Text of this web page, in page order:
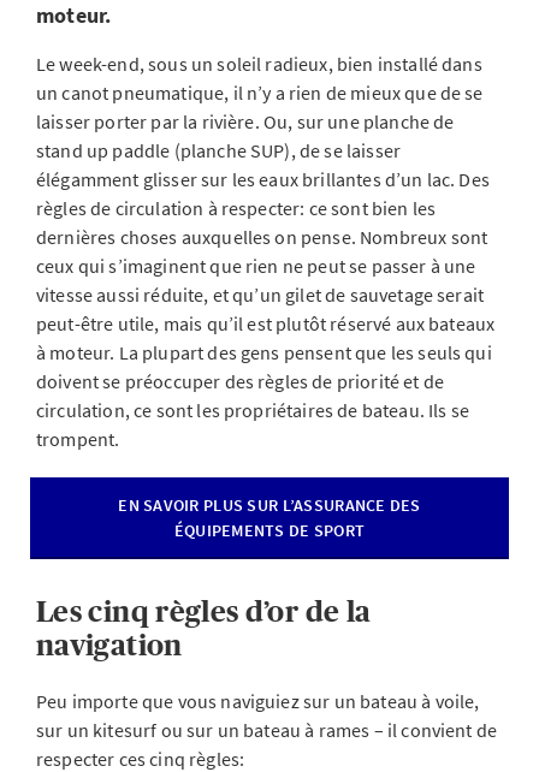
moteur.
Le week-end, sous un soleil radieux, bien installé dans
un canot pneumatique, il n’y a rien de mieux que de se
laisser porter par la rivière. Ou, sur une planche de
stand up paddle (planche SUP), de se laisser
élégamment glisser sur les eaux brillantes d’un lac. Des
règles de circulation à respecter: ce sont bien les
dernières choses auxquelles on pense. Nombreux sont
ceux qui s’imaginent que rien ne peut se passer à une
vitesse aussi réduite, et qu’un gilet de sauvetage serait
peut-être utile, mais qu’il est plutôt réservé aux bateaux
à moteur. La plupart des gens pensent que les seuls qui
doivent se préoccuper des règles de priorité et de
circulation, ce sont les propriétaires de bateau. Ils se
trompent.
EN SAVOIR PLUS SUR L’ASSURANCE DES
ÉQUIPEMENTS DE SPORT
Les cinq règles d’or de la
navigation
Peu importe que vous naviguiez sur un bateau à voile,
sur un kitesurf ou sur un bateau à rames – il convient de
respecter ces cinq règles: